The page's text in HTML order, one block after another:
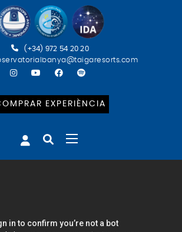
(+34) 972 54 20 20
EXPERIÈNCIA